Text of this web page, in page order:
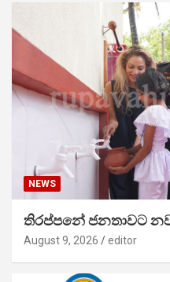
NEWS
තිරප්පනේ ජනතාවට
August 9, 2026 editor